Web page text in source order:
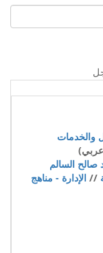
والخدمات
صالح السالم
// الإدارة - مناهج